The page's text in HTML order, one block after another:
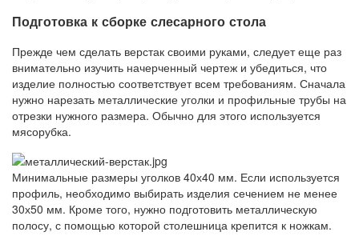
Подготовка к сборке слесарного стола
Прежде чем сделать верстак своими руками, следует еще раз
внимательно изучить начерченный чертеж и убедиться, что
изделие полностью соответствует всем требованиям. Сначала
нужно нарезать металлические уголки и профильные трубы на
отрезки нужного размера. Обычно для этого используется
мясорубка.
Минимальные размеры уголков 40х40 мм. Если используется
профиль, необходимо выбирать изделия сечением не менее
30х50 мм. Кроме того, нужно подготовить металлическую
полосу, с помощью которой столешница крепится к ножкам.